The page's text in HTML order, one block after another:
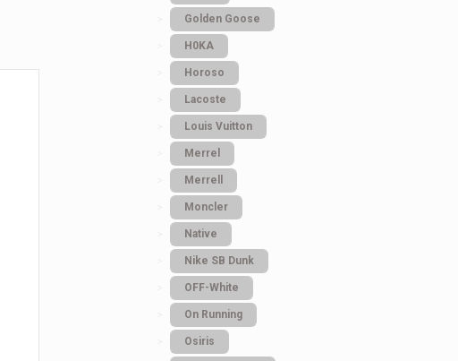
Golden Goose
H0KA
Horoso
Lacoste
Louis Vuitton
Merrel
Merrell
Moncler
Native
Nike SB Dunk
OFF-White
On Running
Osiris